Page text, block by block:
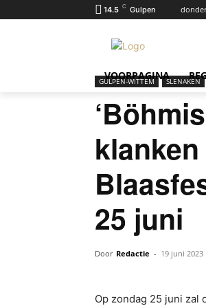
14.5 C Gulpen
VOORPAGINA
GULPEN-WITTEM SLENAKEN
25 juni
Door Redactie - 19 juni 2023
Op zondag 25 juni zal